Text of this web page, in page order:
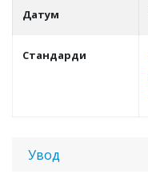
Датум
Стандарди
Увод